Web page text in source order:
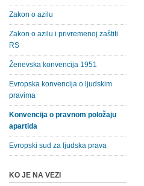
Zakon o azilu
Zakon o azilu i privremenoj zaštiti
RS
Ženevska konvencija 1951
Evropska konvencija o ljudskim
pravima
Konvencija o pravnom položaju
apartida
Evropski sud za ljudska prava
KO JE NA VEZI